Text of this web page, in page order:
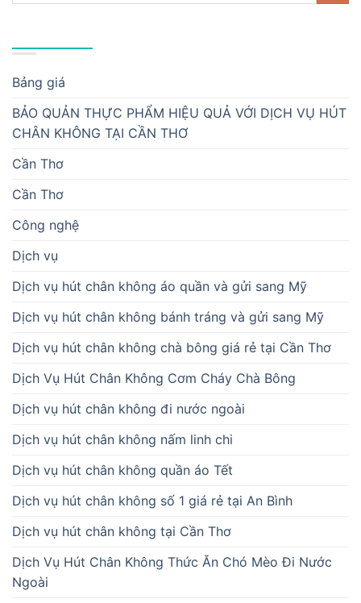
Bảng giá
BẢO QUẢN THỰC PHẨM HIỆU QUẢ VỚI DỊCH VỤ HÚT
CHÂN KHÔNG TẠI CẦN THƠ
Cần Thơ
Cần Thơ
Công nghệ
Dịch vụ
Dịch vụ hút chân không áo quần và gửi sang Mỹ
Dịch vụ hút chân không bánh tráng và gửi sang Mỹ
Dịch vụ hút chân không chà bông giá rẻ tại Cần Thơ
Dịch Vụ Hút Chân Không Cơm Cháy Chà Bông
Dịch vụ hút chân không đi nước ngoài
Dịch vụ hút chân không nấm linh chi
Dịch vụ hút chân không quần áo Tết
Dịch vụ hút chân không số 1 giá rẻ tại An Bình
Dịch vụ hút chân không tại Cần Thơ
Dịch Vụ Hút Chân Không Thức Ăn Chó Mèo Đi Nước
Ngoài